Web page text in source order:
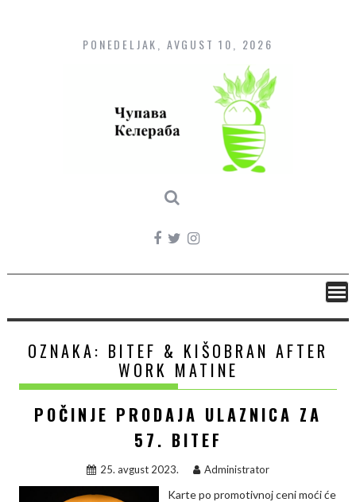
content
PONEDELJAK, AVGUST 10, 2026
OZNAKA: BITEF & KIŠOBRAN AFTER
WORK MATINE
POČINJE PRODAJA ULAZNICA ZA
57. BITEF
25. avgust 2023. Administrator
Karte po promotivnoj ceni moći će